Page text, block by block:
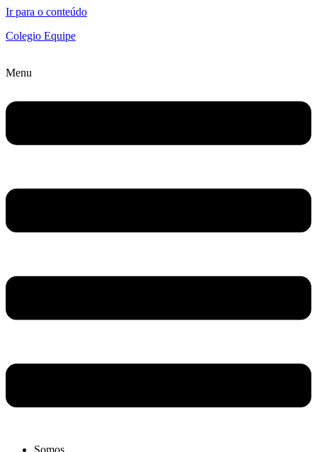
Ir para o conteúdo
Colegio Equipe
Menu
Somos